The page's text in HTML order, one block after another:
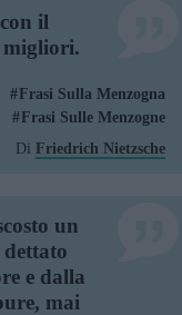
il
migliori.
Frasi Sulla Menzogna
Frasi Sulle Menzogne
Di Friedrich Nietzsche
un
e dalla
mai